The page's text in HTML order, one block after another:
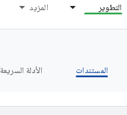
التطوير المزيد
المستندات الأدلة السريعة